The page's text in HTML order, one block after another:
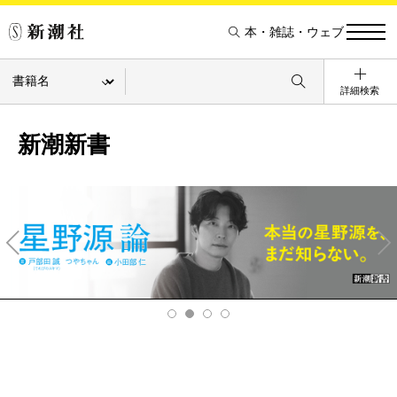
本・雑誌・ウェブ
詳細検索
新潮新書
v
Ne
xt